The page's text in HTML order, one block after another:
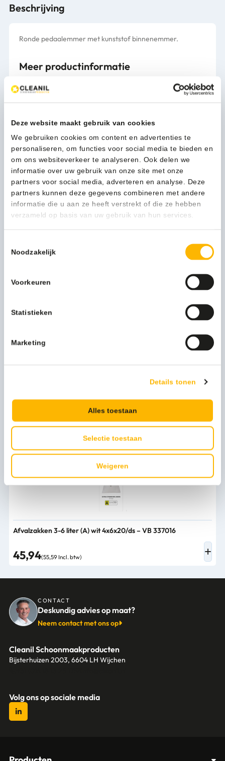
Deze website maakt gebruik van cookies
We gebruiken cookies om content en advertenties te
personaliseren, om functies voor social media te bieden en
om ons websiteverkeer te analyseren. Ook delen we
informatie over uw gebruik van onze site met onze
partners voor social media, adverteren en analyse. Deze
partners kunnen deze gegevens combineren met andere
informatie die u aan ze heeft verstrekt of die ze hebben
verzameld op basis van uw gebruik van hun services.
Noodzakelijk
Voorkeuren
Statistieken
Marketing
Details tonen
Alles toestaan
Selectie toestaan
Weigeren
Beschrijving
Ronde pedaalemmer met kunststof binnenemmer.
Meer productinformatie
Gewicht (kg)
Verpakkingseenheid Per stuk
Afvalzak medium 8713631992966
Artikel inhoud ltr 3
Model VB 222203
Functionele productnaam Pedaalemmer
Submerk Classic
Artikel materiaal 1
Artikel hoogte mm
Artikel lengte mm
EAN omdoos artikel 8713631996636
Bijpassende producten
Afvalzakken 3-6 liter (A) wit 4x6x20/ds – VB 337016
45,94(55,59 Incl. btw)
CONTACT
Deskundig advies op maat?
Neem contact met ons op
Cleanil Schoonmaakproducten
Bijsterhuizen 2003, 6604 LH Wijchen
Volg ons op sociale media